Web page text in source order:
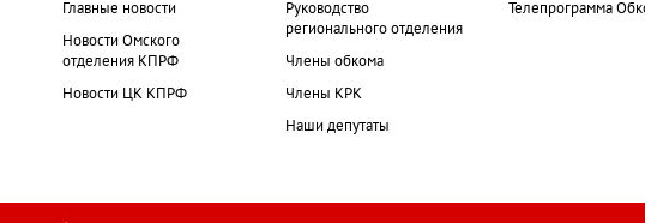
Главные новости
Новости Омского
отделения КПРФ
Новости ЦК КПРФ
Руководство
регионального отделения
Члены обкома
Члены КРК
Наши депутаты
Телепрограмма